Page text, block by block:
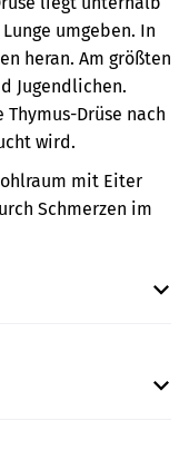
umgeben. In
heran. Am größten
Jugendlichen.
Drüse nach
wird.
mit Eiter
Schmerzen im